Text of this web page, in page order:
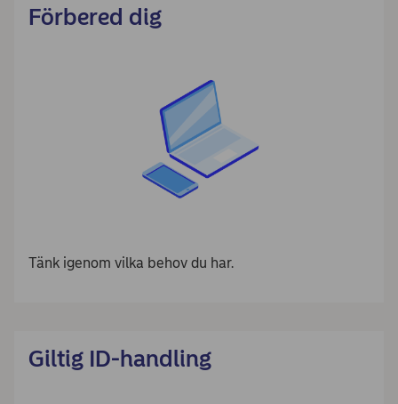
Förbered dig
Tänk igenom vilka behov du har.
Giltig ID-handling